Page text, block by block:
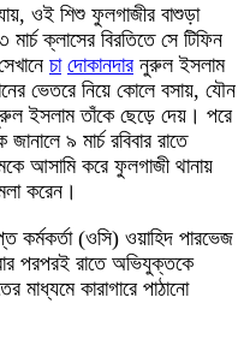
ওই শিশু ফুলগাজীর বাশুড়া
ক্লাসের বিরতিতে সে টিফিন
চা দোকানদারনুরুল ইসলাম
ভেতরে নিয়ে কোলে বসায়, যৌন
নুরুল ইসলাম তাঁকে ছেড়ে দেয়। পরে
৯ মার্চ রবিবার রাতে
আসামি করে ফুলগাজী থানায়
করেন।
কর্মকর্তা (ওসি) ওয়াহিদ পারভেজ
পরপরই রাতে অভিযুক্তকে
কারাগারে পাঠানো